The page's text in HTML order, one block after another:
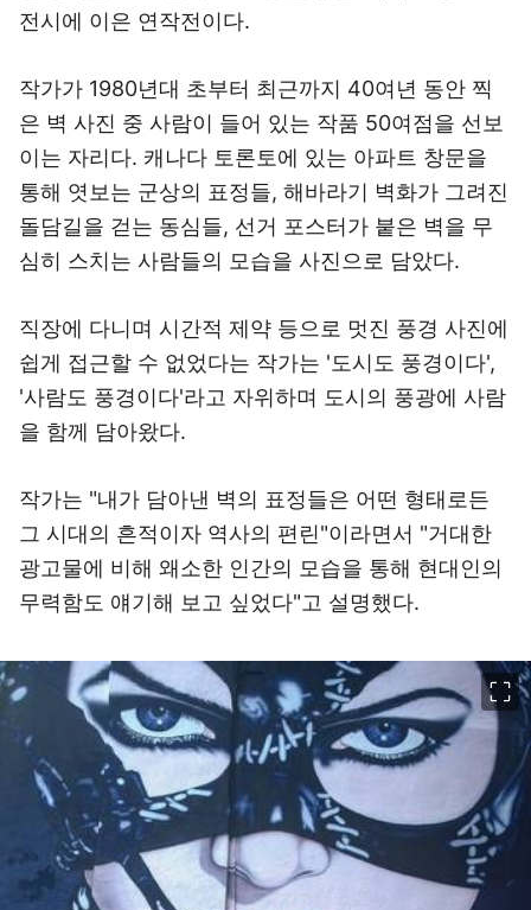
전시에 이은 연작전이다.
작가가 1980년대 초부터 최근까지 40여년 동안 찍
은 벽 사진 중 사람이 들어 있는 작품 50여점을 선보
이는 자리다. 캐나다 토론토에 있는 아파트 창문을
통해 엿보는 군상의 표정들, 해바라기 벽화가 그려진
돌담길을 걷는 동심들, 선거 포스터가 붙은 벽을 무
심히 스치는 사람들의 모습을 사진으로 담았다.
직장에 다니며 시간적 제약 등으로 멋진 풍경 사진에
쉽게 접근할 수 없었다는 작가는 '도시도 풍경이다',
'사람도 풍경이다'라고 자위하며 도시의 풍광에 사람
을 함께 담아왔다.
작가는 "내가 담아낸 벽의 표정들은 어떤 형태로든
그 시대의 흔적이자 역사의 편린"이라면서 "거대한
광고물에 비해 왜소한 인간의 모습을 통해 현대인의
무력함도 얘기해 보고 싶었다"고 설명했다.